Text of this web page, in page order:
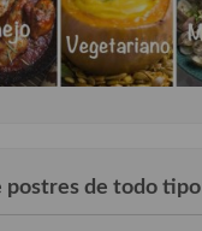
postres de todo tipo